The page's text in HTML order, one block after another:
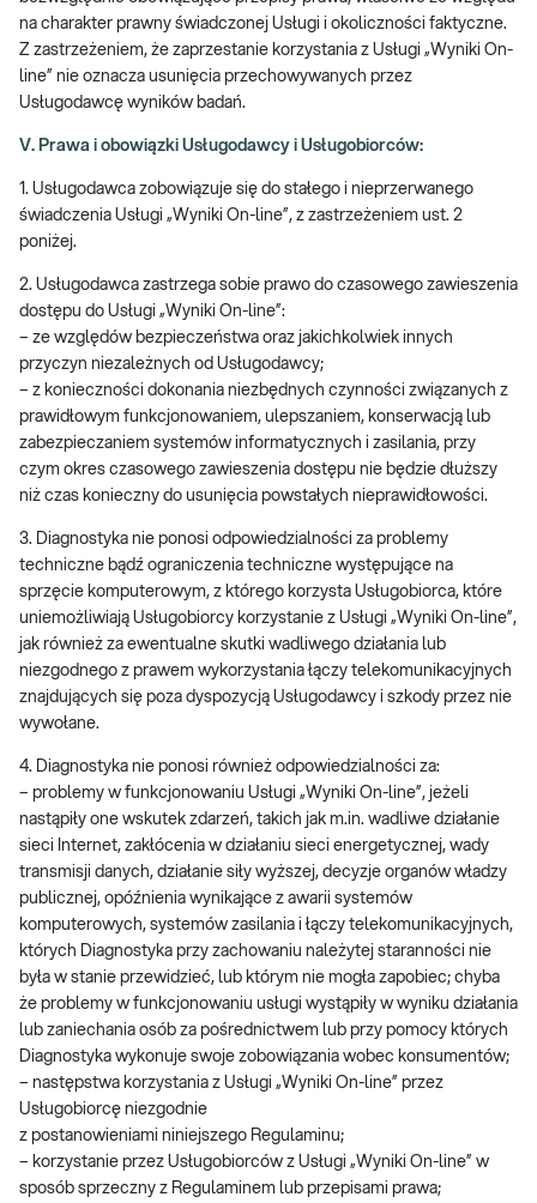
na charakter prawny świadczonej Usługi i okoliczności faktyczne.
Z zastrzeżeniem, że zaprzestanie korzystania z Usługi „Wyniki On-
line” nie oznacza usunięcia przechowywanych przez
Usługodawcę wyników badań.
V. Prawa i obowiązki Usługodawcy i Usługobiorców:
1. Usługodawca zobowiązuje się do stałego i nieprzerwanego
świadczenia Usługi „Wyniki On-line”, z zastrzeżeniem ust. 2
poniżej.
2. Usługodawca zastrzega sobie prawo do czasowego zawieszenia
dostępu do Usługi „Wyniki On-line”:
– ze względów bezpieczeństwa oraz jakichkolwiek innych
przyczyn niezależnych od Usługodawcy;
– z konieczności dokonania niezbędnych czynności związanych z
prawidłowym funkcjonowaniem, ulepszaniem, konserwacją lub
zabezpieczaniem systemów informatycznych i zasilania, przy
czym okres czasowego zawieszenia dostępu nie będzie dłuższy
niż czas konieczny do usunięcia powstałych nieprawidłowości.
3. Diagnostyka nie ponosi odpowiedzialności za problemy
techniczne bądź ograniczenia techniczne występujące na
sprzęcie komputerowym, z którego korzysta Usługobiorca, które
uniemożliwiają Usługobiorcy korzystanie z Usługi „Wyniki On-line”,
jak również za ewentualne skutki wadliwego działania lub
niezgodnego z prawem wykorzystania łączy telekomunikacyjnych
znajdujących się poza dyspozycją Usługodawcy i szkody przez nie
wywołane.
4. Diagnostyka nie ponosi również odpowiedzialności za:
– problemy w funkcjonowaniu Usługi „Wyniki On-line”, jeżeli
nastąpiły one wskutek zdarzeń, takich jak m.in. wadliwe działanie
sieci Internet, zakłócenia w działaniu sieci energetycznej, wady
transmisji danych, działanie siły wyższej, decyzje organów władzy
publicznej, opóźnienia wynikające z awarii systemów
komputerowych, systemów zasilania i łączy telekomunikacyjnych,
których Diagnostyka przy zachowaniu należytej staranności nie
była w stanie przewidzieć, lub którym nie mogła zapobiec; chyba
że problemy w funkcjonowaniu usługi wystąpiły w wyniku działania
lub zaniechania osób za pośrednictwem lub przy pomocy których
Diagnostyka wykonuje swoje zobowiązania wobec konsumentów;
– następstwa korzystania z Usługi „Wyniki On-line” przez
Usługobiorcę niezgodnie
z postanowieniami niniejszego Regulaminu;
– korzystanie przez Usługobiorców z Usługi „Wyniki On-line” w
sposób sprzeczny z Regulaminem lub przepisami prawa;